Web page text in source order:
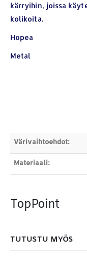
kärryihin, joissa
kolikoita.
Hopea
Metal
Värivaihtoehdot:
Materiaali:
TopPoint
TUTUSTU MYÖS
Osoite:
Puhelin:
MAKSUTAPAMME: